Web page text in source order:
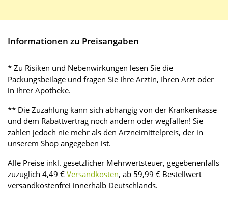
Informationen zu Preisangaben
* Zu Risiken und Nebenwirkungen lesen Sie die
Packungsbeilage und fragen Sie Ihre Ärztin, Ihren Arzt oder
in Ihrer Apotheke.
** Die Zuzahlung kann sich abhängig von der Krankenkasse
und dem Rabattvertrag noch ändern oder wegfallen! Sie
zahlen jedoch nie mehr als den Arzneimittelpreis, der in
unserem Shop angegeben ist.
Alle Preise inkl. gesetzlicher Mehrwertsteuer, gegebenenfalls
zuzüglich 4,49 € Versandkosten, ab 59,99 € Bestellwert
versandkostenfrei innerhalb Deutschlands.